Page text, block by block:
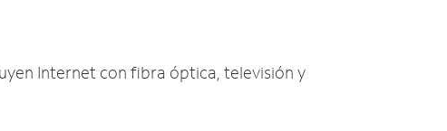
Internet con fibra óptica, televisión y